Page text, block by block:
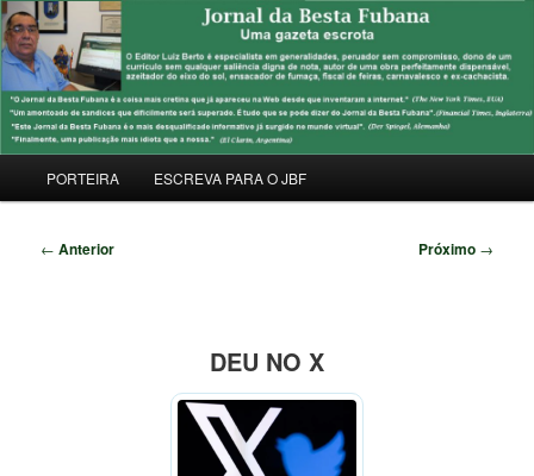
Pular
para
o
conteúdo
principalJORNAL DA BESTA FUBANA
Uma Gazeta Escrota
principal
PORTEIRA ESCREVA PARA O JBF
Navegação
← Anterior Próximo →
DEU NO X